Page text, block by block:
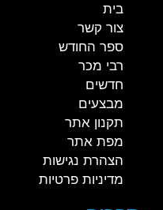
בית
צור קשר
ספר החודש
רבי מכר
חדשים
מבצעים
תקנון אתר
מפת אתר
הצהרת נגישות
מדיניות פרטיות